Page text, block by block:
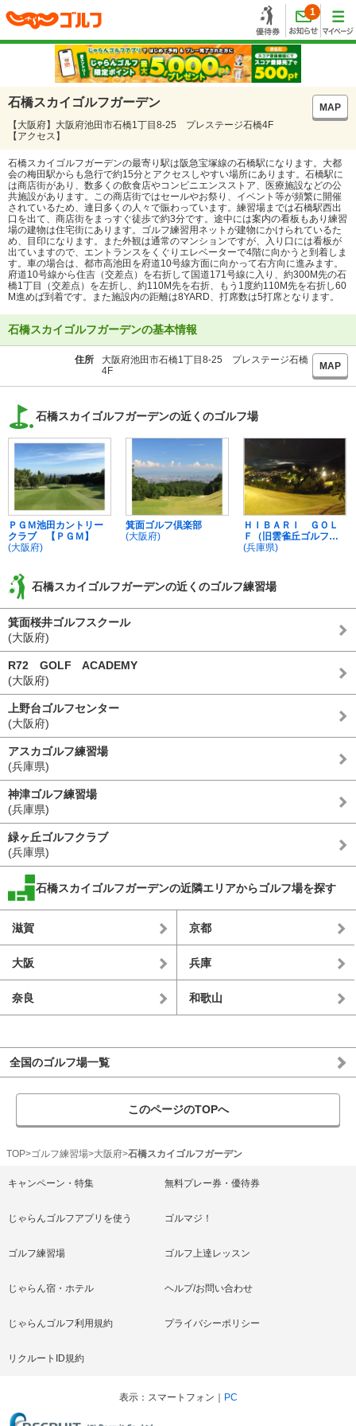
1
石橋スカイゴルフガーデン
MAP
【大阪府】大阪府池田市石橋1丁目8-25 プレステージ石橋4F
【アクセス】
石橋スカイゴルフガーデンの最寄り駅は阪急宝塚線の石橋駅になります。大都
会の梅田駅からも急行で約15分とアクセスしやすい場所にあります。石橋駅に
は商店街があり、数多くの飲食店やコンビニエンスストア、医療施設などの公
共施設があります。この商店街ではセールやお祭り、イベント等が頻繁に開催
されているため、連日多くの人々で賑わっています。練習場までは石橋駅西出
口を出て、商店街をまっすぐ徒歩で約3分です。途中には案内の看板もあり練習
場の建物は住宅街にあります。ゴルフ練習用ネットが建物にかけられているた
め、目印になります。また外観は通常のマンションですが、入り口には看板が
出ていますので、エントランスをくぐりエレベーターで4階に向かうと到着しま
す。車の場合は、都市高池田を府道10号線方面に向かって右方向に進みます。
府道10号線から住吉（交差点）を右折して国道171号線に入り、約300M先の石
橋1丁目（交差点）を左折し、約110M先を右折、もう1度約110M先を右折し60
M進めば到着です。また施設内の距離は8YARD、打席数は5打席となります。
石橋スカイゴルフガーデンの基本情報
住所
大阪府池田市石橋1丁目8-25 プレステージ石橋
4F
MAP
石橋スカイゴルフガーデンの近くのゴルフ場
ＰＧＭ池田カントリー
クラブ 【ＰＧＭ】
(大阪府)
箕面ゴルフ倶楽部
(大阪府)
ＨＩＢＡＲＩ ＧＯＬ
Ｆ（旧雲雀丘ゴルフ倶
楽部）
(兵庫県)
石橋スカイゴルフガーデンの近くのゴルフ練習場
箕面桜井ゴルフスクール
(大阪府)
R72 GOLF ACADEMY
(大阪府)
上野台ゴルフセンター
(大阪府)
アスカゴルフ練習場
(兵庫県)
神津ゴルフ練習場
(兵庫県)
緑ヶ丘ゴルフクラブ
(兵庫県)
石橋スカイゴルフガーデンの近隣エリアからゴルフ場を探す
滋賀 京都
大阪 兵庫
奈良 和歌山
全国のゴルフ場一覧
このページのTOPへ
TOP ゴルフ練習場 大阪府 石橋スカイゴルフガーデン
キャンペーン・特集 無料プレー券・優待券
じゃらんゴルフアプリを使う ゴルマジ！
ゴルフ練習場 ゴルフ上達レッスン
じゃらん宿・ホテル ヘルプ/お問い合わせ
じゃらんゴルフ利用規約 プライバシーポリシー
リクルートID規約
表示 スマートフォン PC